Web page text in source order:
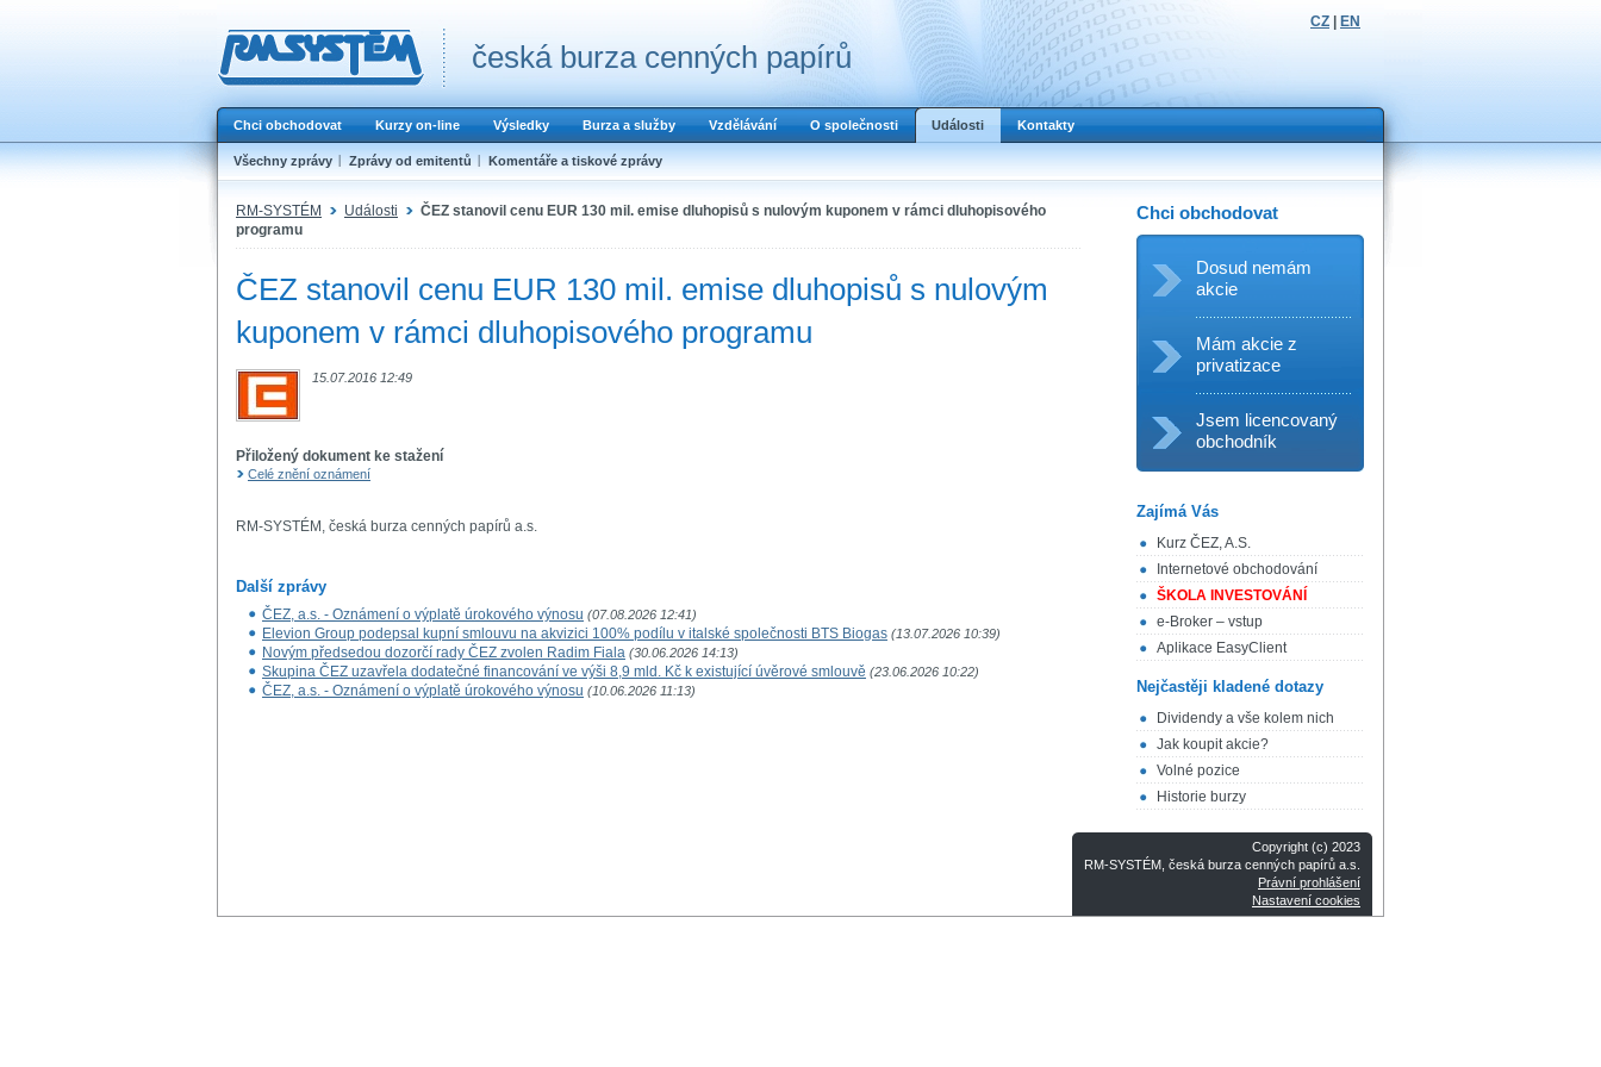
česká burza cenných papírů
CZ EN
Chci obchodovat Kurzy on-line Výsledky Burza a služby Vzdělávání O společnosti Události Kontakty
Všechny zprávy Zprávy od emitentů Komentáře a tiskové zprávy
RM-SYSTÉM Události
ČEZ stanovil cenu EUR 130 mil. emise dluhopisů s nulovým kuponem v rámci dluhopisového
programu
ČEZ stanovil cenu EUR 130 mil. emise dluhopisů s nulovým
kuponem v rámci dluhopisového programu
15.07.2016 12:49
Přiložený dokument ke stažení
Celé znění oznámení
RM-SYSTÉM, česká burza cenných papírů a.s.
Další zprávy
ČEZ, a.s. - Oznámení o výplatě úrokového výnosu (07.08.2026 12:41)
Elevion Group podepsal kupní smlouvu na akvizici 100% podílu v italské společnosti BTS Biogas (13.07.2026 10:39)
Novým předsedou dozorčí rady ČEZ zvolen Radim Fiala (30.06.2026 14:13)
Skupina ČEZ uzavřela dodatečné financování ve výši 8,9 mld. Kč k existující úvěrové smlouvě (23.06.2026 10:22)
ČEZ, a.s. - Oznámení o výplatě úrokového výnosu (10.06.2026 11:13)
Chci obchodovat
Dosud nemám
akcie
Mám akcie z
privatizace
Jsem licencovaný
obchodník
Zajímá Vás
Kurz ČEZ, A.S.
Internetové obchodování
ŠKOLA INVESTOVÁNÍ
e-Broker – vstup
Aplikace EasyClient
Nejčastěji kladené dotazy
Dividendy a vše kolem nich
Jak koupit akcie?
Volné pozice
Historie burzy
Copyright (c) 2023
RM-SYSTÉM, česká burza cenných papírů a.s.
Právní prohlášení
Nastavení cookies